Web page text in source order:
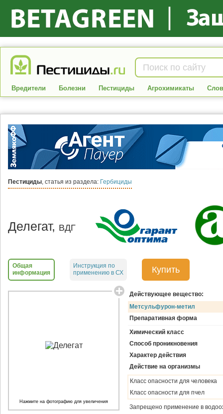
Вредители Болезни Пестициды Агрохимикаты
Пестициды, статья из раздела: Гербициды
Делегат, ВДГ
Общая
информация
Инструкция по
применению в СХ
Купить
Действующее вещество:
Метсульфурон-метил
Препаративная форма
Химический класс
Способ проникновения
Характер действия
Действие на организмы
Класс опасности для человека
Класс опасности для пчел
Запрещено применение в
Нажмите на фотографию для увеличения